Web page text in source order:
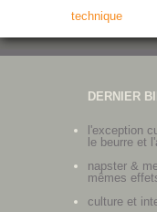
technique
DERNIER
l'exception
le beurre et
napster &
mêmes
culture et